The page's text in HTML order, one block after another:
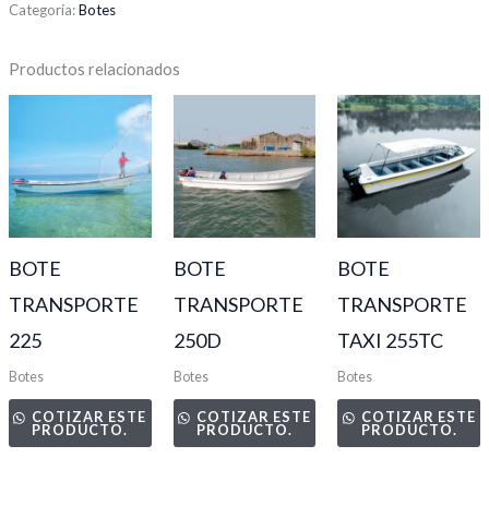
Categoría:Botes
Productos relacionados
BOTE
TRANSPORTE
225
Botes
COTIZAR ESTE
PRODUCTO.
BOTE
TRANSPORTE
250D
Botes
COTIZAR ESTE
PRODUCTO.
BOTE
TRANSPORTE
TAXI 255TC
Botes
COTIZAR ESTE
PRODUCTO.